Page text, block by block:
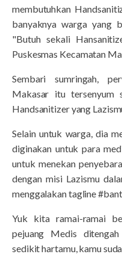
membutuhkan
banyaknya warga yang
"Butuh sekali
Puskesmas Kecamatan
Sembari sumringah,
Makasar itu tersenyum
Handsanitizer yang
Selain untuk warga, dia
diginakan untuk para
untuk menekan
dengan misi Lazismu
menggalakan tagline
Yuk kita ramai-ramai
pejuang Medis
sedikit hartamu, kamu